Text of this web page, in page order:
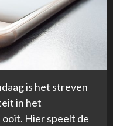
is het streven
in het
Hier speelt de